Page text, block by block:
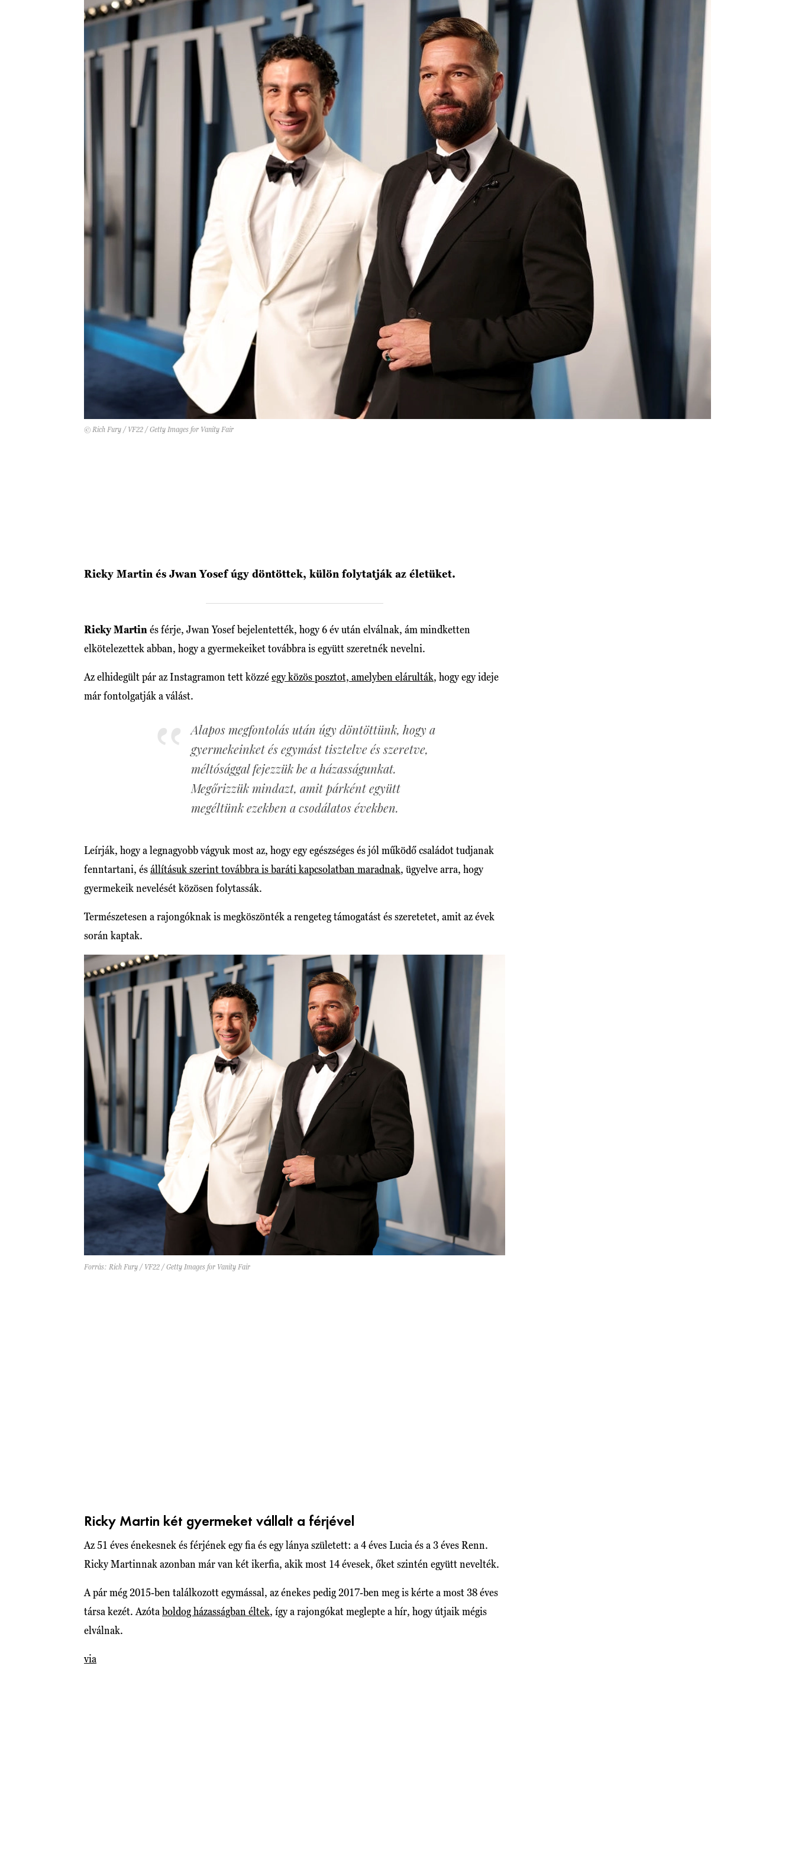
© Rich Fury / VF22 / Getty Images for Vanity Fair
Ricky Martin és Jwan Yosef úgy döntöttek, külön folytatják az életüket.
Ricky Martin és férje, Jwan Yosef bejelentették, hogy 6 év után elválnak, ám mindketten
elkötelezettek abban, hogy a gyermekeiket továbbra is együtt szeretnék nevelni.
Az elhidegült pár az Instagramon tett közzéegy közös posztot, amelyben elárulták, hogy egy ideje
már fontolgatják a válást.
Alapos megfontolás után úgy döntöttünk, hogy a
gyermekeinket és egymást tisztelve és szeretve,
méltósággal fejezzük be a házasságunkat.
Megőrizzük mindazt, amit párként együtt
megéltünk ezekben a csodálatos években.
Leírják, hogy a legnagyobb vágyuk most az, hogy egy egészséges és jól működő családot tudjanak
fenntartani, ésállításuk szerint továbbra is baráti kapcsolatban maradnak, ügyelve arra, hogy
gyermekeik nevelését közösen folytassák.
Természetesen a rajongóknak is megköszönték a rengeteg támogatást és szeretetet, amit az évek
során kaptak.
Forrás: Rich Fury / VF22 / Getty Images for Vanity Fair
Ricky Martin két gyermeket vállalt a férjével
Az 51 éves énekesnek és férjének egy fia és egy lánya született: a 4 éves Lucia és a 3 éves Renn.
Ricky Martinnak azonban már van két ikerfia, akik most 14 évesek, őket szintén együtt nevelték.
A pár még 2015-ben találkozott egymással, az énekes pedig 2017-ben meg is kérte a most 38 éves
társa kezét. Azóta boldog házasságban éltek, így a rajongókat meglepte a hír, hogy útjaik mégis
elválnak.
via